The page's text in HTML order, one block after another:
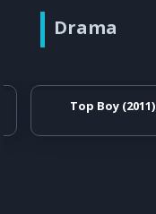
Drama
Top Boy (2011)